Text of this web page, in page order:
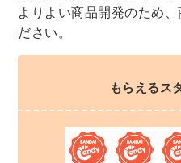
よりよい商品開発のため
ださい。
もらえるス